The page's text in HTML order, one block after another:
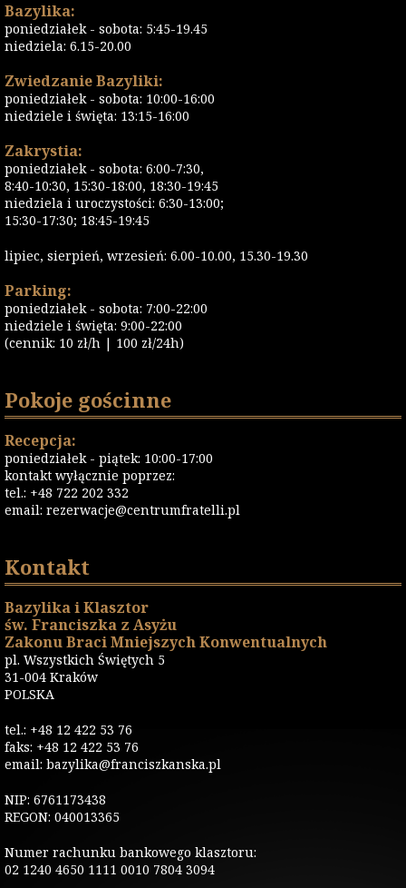
Bazylika:
poniedziałek - sobota: 5:45-19.45
niedziela: 6.15-20.00
Zwiedzanie Bazyliki:
poniedziałek - sobota: 10:00-16:00
niedziele i święta: 13:15-16:00
Zakrystia:
poniedziałek - sobota: 6:00-7:30,
8:40-10:30, 15:30-18:00, 18:30-19:45
niedziela i uroczystości: 6:30-13:00;
15:30-17:30; 18:45-19:45
lipiec, sierpień, wrzesień: 6.00-10.00, 15.30-19.30
Parking:
poniedziałek - sobota: 7:00-22:00
niedziele i święta: 9:00-22:00
(cennik: 10 zł/h | 100 zł/24h)
Pokoje gościnne
Recepcja:
poniedziałek - piątek: 10:00-17:00
kontakt wyłącznie poprzez:
tel.: +48 722 202 332
email: rezerwacje@centrumfratelli.pl
Kontakt
Bazylika i Klasztor
św. Franciszka z Asyżu
Zakonu Braci Mniejszych Konwentualnych
pl. Wszystkich Świętych 5
31-004 Kraków
POLSKA
tel.: +48 12 422 53 76
faks: +48 12 422 53 76
email: bazylika@franciszkanska.pl
NIP: 6761173438
REGON: 040013365
Numer rachunku bankowego klasztoru:
02 1240 4650 1111 0010 7804 3094